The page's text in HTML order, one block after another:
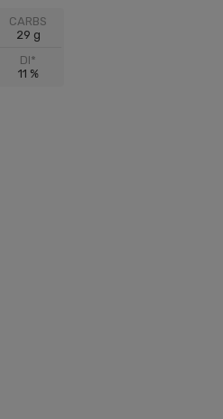
CARBS
29 g
DI*
11 %